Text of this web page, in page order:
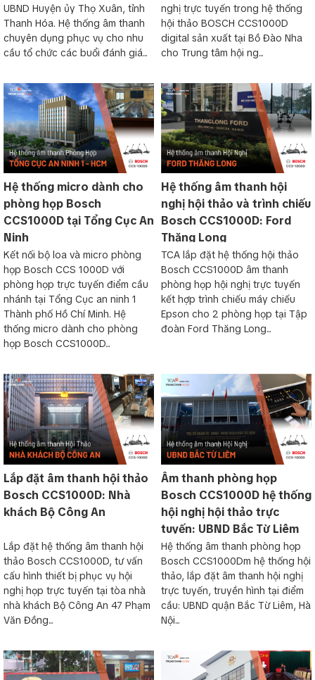
UBND Huyện ủy Thọ Xuân, tỉnh
Thanh Hóa. Hệ thống âm thanh
chuyên dụng phục vụ cho nhu
cầu tổ chức các buổi đánh giá...
nghị trực tuyến trong hệ thống
hội thảo BOSCH CCS1000D
digital sản xuất tại Bồ Đào Nha
cho Trung tâm hội ng...
Hệ thống micro dành cho
phòng họp Bosch
CCS1000D tại Tổng Cục An
Ninh
Kết nối bộ loa và micro phòng
họp Bosch CCS 1000D với
phòng họp trực tuyến điểm cầu
nhánh tại Tổng Cục an ninh 1
Thành phố Hồ Chí Minh. Hệ
thống micro dành cho phòng
họp Bosch CCS1000D...
Hệ thống âm thanh hội
nghị hội thảo và trình chiếu
Bosch CCS1000D: Ford
Thăng Long
TCA lắp đặt hệ thống hội thảo
Bosch CCS1000D âm thanh
phòng họp hội nghị trực tuyến
kết hợp trình chiếu máy chiếu
Epson cho 2 phòng họp tại Tập
đoàn Ford Thăng Long...
Lắp đặt âm thanh hội thảo
Bosch CCS1000D: Nhà
khách Bộ Công An
Lắp đặt hệ thống âm thanh hội
thảo Bosch CCS1000D, tư vấn
cấu hình thiết bị phục vụ hội
nghị họp trực tuyến tại tòa nhà
nhà khách Bộ Công An 47 Phạm
Văn Đồng...
Âm thanh phòng họp
Bosch CCS1000D hệ thống
hội nghị hội thảo trực
tuyến: UBND Bắc Từ Liêm
Hệ thống âm thanh phòng họp
Bosch CCS1000Dm hệ thống hội
thảo, lắp đặt âm thanh hội nghị
trực tuyến, truyền hình tại điểm
cầu: UBND quận Bắc Từ Liêm, Hà
Nội...